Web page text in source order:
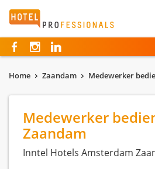
Hotelprofessionals
Home Zaandam Medewerker
Medewerker
Zaandam
Inntel Hotels Amsterdam